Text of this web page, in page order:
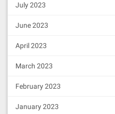
July 2023
June 2023
April 2023
March 2023
February 2023
January 2023